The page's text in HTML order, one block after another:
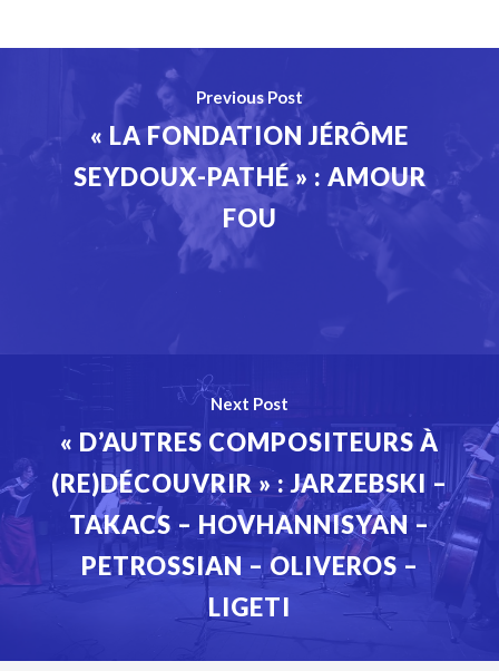
Previous Post
« LA FONDATION JÉRÔME
SEYDOUX-PATHÉ » : AMOUR
FOU
Next Post
« D’AUTRES COMPOSITEURS À
(RE)DÉCOUVRIR » : JARZEBSKI –
TAKACS – HOVHANNISYAN –
PETROSSIAN – OLIVEROS –
LIGETI